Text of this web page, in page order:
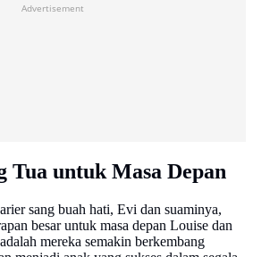
Advertisement
Tua untuk Masa Depan
sang buah hati, Evi dan suaminya,
besar untuk masa depan Louise dan
mereka semakin berkembang